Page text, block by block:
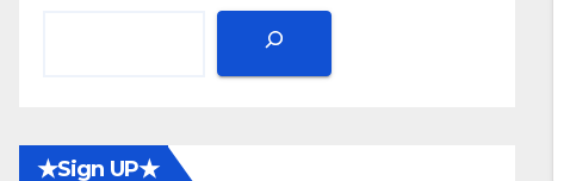
★Sign UP★